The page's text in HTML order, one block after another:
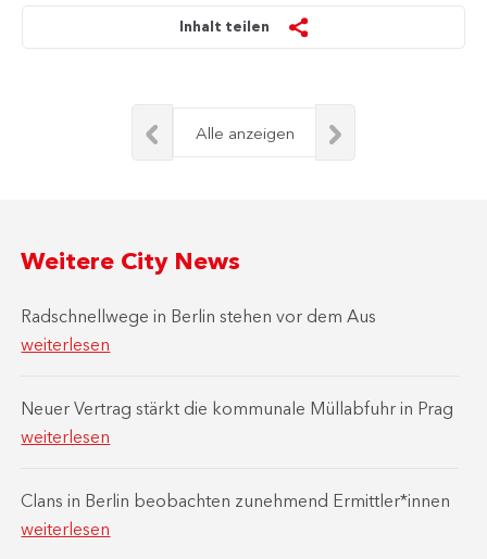
Inhalt teilen
Alle anzeigen
Weitere City News
Radschnellwege in Berlin stehen vor dem Aus
weiterlesen
Neuer Vertrag stärkt die kommunale Müllabfuhr in Prag
weiterlesen
Clans in Berlin beobachten zunehmend Ermittler*innen
weiterlesen